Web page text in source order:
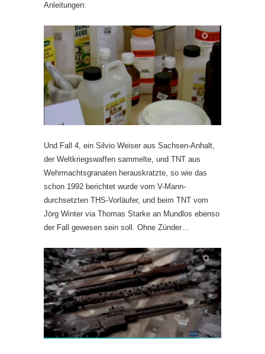
Anleitungen:
Und Fall 4, ein Silvio Weiser aus Sachsen-Anhalt,
der Weltkriegswaffen sammelte, und TNT aus
Wehrmachtsgranaten herauskratzte, so wie das
schon 1992 berichtet wurde vom V-Mann-
durchsetzten THS-Vorläufer, und beim TNT vom
Jörg Winter via Thomas Starke an Mundlos ebenso
der Fall gewesen sein soll. Ohne Zünder…